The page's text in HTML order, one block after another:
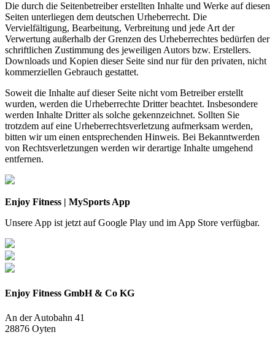
Die durch die Seitenbetreiber erstellten Inhalte und Werke auf diesen
Seiten unterliegen dem deutschen Urheberrecht. Die
Vervielfältigung, Bearbeitung, Verbreitung und jede Art der
Verwertung außerhalb der Grenzen des Urheberrechtes bedürfen der
schriftlichen Zustimmung des jeweiligen Autors bzw. Erstellers.
Downloads und Kopien dieser Seite sind nur für den privaten, nicht
kommerziellen Gebrauch gestattet.
Soweit die Inhalte auf dieser Seite nicht vom Betreiber erstellt
wurden, werden die Urheberrechte Dritter beachtet. Insbesondere
werden Inhalte Dritter als solche gekennzeichnet. Sollten Sie
trotzdem auf eine Urheberrechtsverletzung aufmerksam werden,
bitten wir um einen entsprechenden Hinweis. Bei Bekanntwerden
von Rechtsverletzungen werden wir derartige Inhalte umgehend
entfernen.
Enjoy Fitness | MySports App
Unsere App ist jetzt auf Google Play und im App Store verfügbar.
Enjoy Fitness GmbH & Co KG
An der Autobahn 41
28876 Oyten